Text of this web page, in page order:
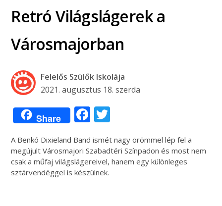
Retró Világslágerek a
Városmajorban
Felelős Szülők Iskolája
2021. augusztus 18. szerda
Share Facebook
A Benkó Dixieland Band ismét nagy örömmel lép fel a
megújult Városmajori Szabadtéri Színpadon és most nem
csak a műfaj világslágereivel, hanem egy különleges
sztárvendéggel is készülnek.